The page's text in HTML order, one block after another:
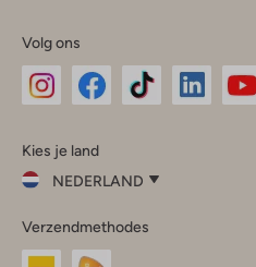
Volg ons
InstagramFacebook
Kies je land
NEDERLAND
je
land
Verzendmethodes